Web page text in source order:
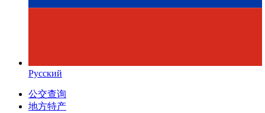
Русский
公交查询
地方特产